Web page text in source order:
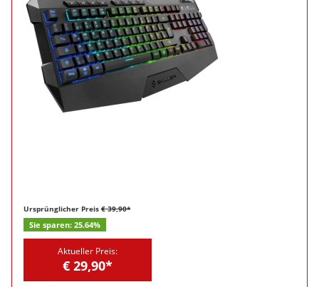
Ursprünglicher Preis € 39,90*
Sie sparen: 25.64%
Aktueller Preis:
€ 29,90*